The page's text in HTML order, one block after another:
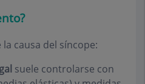
causa del síncope:
suele controlarse con